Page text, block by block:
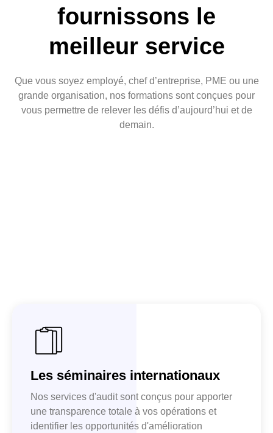
fournissons le
meilleur service
Que vous soyez employé, chef d’entreprise, PME ou une
grande organisation, nos formations sont conçues pour
vous permettre de relever les défis d’aujourd’hui et de
demain.
Les séminaires internationaux
Nos services d'audit sont conçus pour apporter
une transparence totale à vos opérations et
identifier les opportunités d'amélioration